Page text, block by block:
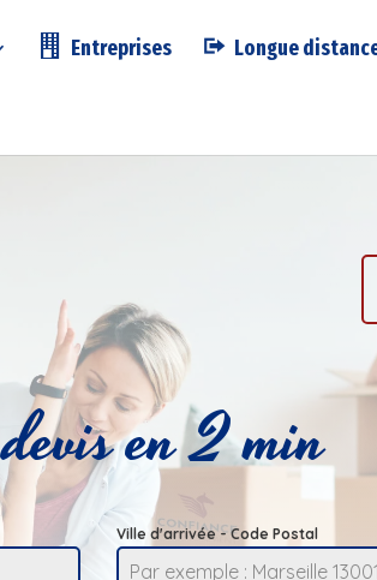
Entreprises Longue
en 2 min
Ville d'arrivée - Code Postal